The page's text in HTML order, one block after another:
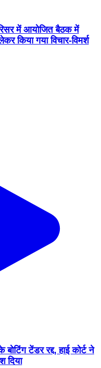
में आयोजित बैठक में
किया गया विचार-विमर्श
टेंडर रद्द, हाई कोर्ट ने
दिया